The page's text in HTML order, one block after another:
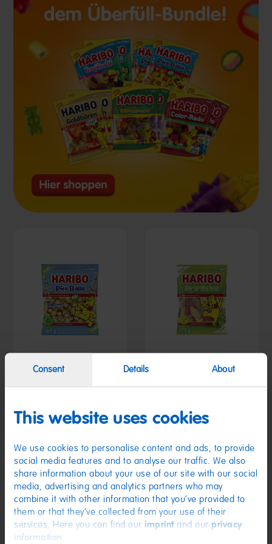
Consent Details About
This website uses cookies
We use cookies to personalise content and ads, to provide
social media features and to analyse our traffic. We also
share information about your use of our site with our social
media, advertising and analytics partners who may
combine it with other information that you’ve provided to
them or that they’ve collected from your use of their
services. Here you can find our imprintand our privacy
information
1,19 € (7,44 € / kg) (6,80 € / kg)